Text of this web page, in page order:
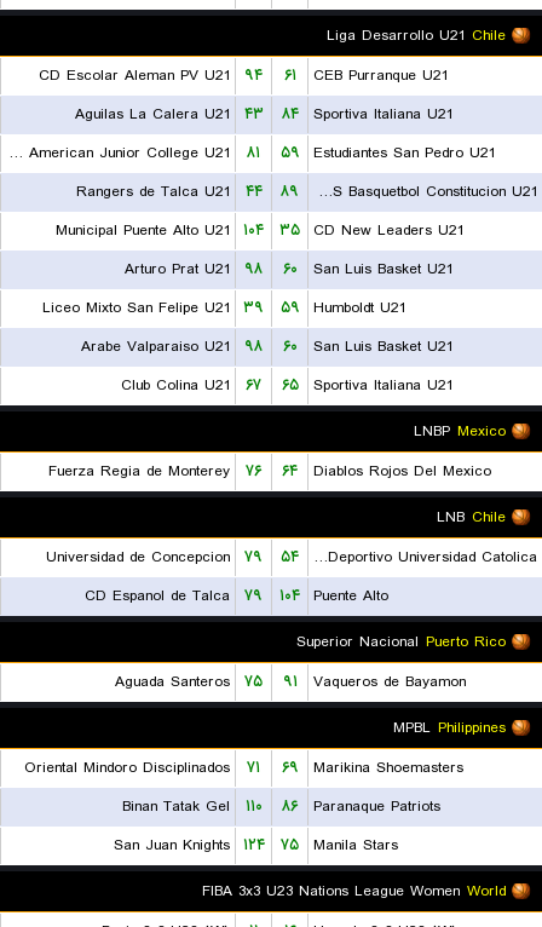
Chile
Liga Desarrollo U21
CEB Purranque U21
۶۱ ۹۴
CD Escolar Aleman PV U21
Sportiva Italiana U21
۸۴ ۴۳
Aguilas La Calera U21
Estudiantes San Pedro U21
۵۹ ۸۱
CD American Junior College U21
CDS Basquetbol Constitucion U21
۸۹ ۴۴
Rangers de Talca U21
CD New Leaders U21
۳۵ ۱۰۴
Municipal Puente Alto U21
San Luis Basket U21
۶۰ ۹۸
Arturo Prat U21
Humboldt U21
۵۹ ۳۹
Liceo Mixto San Felipe U21
San Luis Basket U21
۶۰ ۹۸
Arabe Valparaiso U21
Sportiva Italiana U21
۶۵ ۶۷
Club Colina U21
Mexico
LNBP
Diablos Rojos Del Mexico
۶۴ ۷۶
Fuerza Regia de Monterey
Chile
LNB
Club Deportivo Universidad Catolica
۵۴ ۷۹
Universidad de Concepcion
Puente Alto ۱۰۴ ۷۹
CD Espanol de Talca
Puerto Rico
Superior Nacional
Vaqueros de Bayamon
۹۱ ۷۵
Aguada Santeros
Philippines
MPBL
Marikina Shoemasters
۶۹ ۷۱
Oriental Mindoro Disciplinados
Paranaque Patriots
۸۶ ۱۱۰
Binan Tatak Gel
Manila Stars
۷۵ ۱۲۴ San Juan Knights
World
FIBA 3x3 U23 Nations League Women